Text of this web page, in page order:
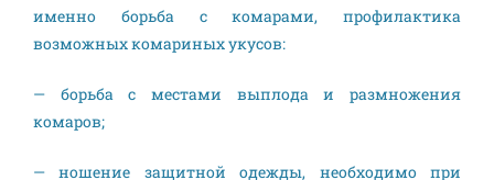
именно борьба с комарами, профилактика
возможных комариных укусов:
— борьба с местами выплода и размножения
комаров;
— ношение защитной одежды, необходимо при